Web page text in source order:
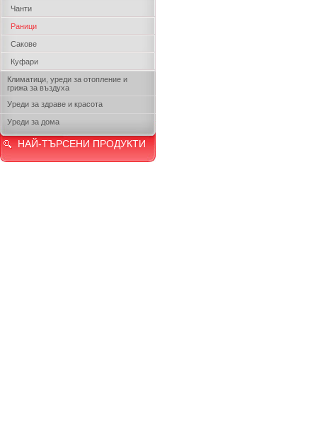
Чанти
Раници
Сакове
Куфари
Климатици, уреди за отопление и
грижа за въздуха
Уреди за здраве и красота
Уреди за дома
НАЙ-ТЪРСЕНИ ПРОДУКТИ